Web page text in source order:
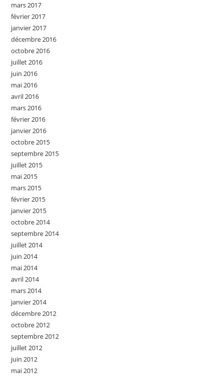
mars 2017
février 2017
janvier 2017
décembre 2016
octobre 2016
juillet 2016
juin 2016
mai 2016
avril 2016
mars 2016
février 2016
janvier 2016
octobre 2015
septembre 2015
juillet 2015
mai 2015
mars 2015
février 2015
janvier 2015
octobre 2014
septembre 2014
juillet 2014
juin 2014
mai 2014
avril 2014
mars 2014
janvier 2014
décembre 2012
octobre 2012
septembre 2012
juillet 2012
juin 2012
mai 2012